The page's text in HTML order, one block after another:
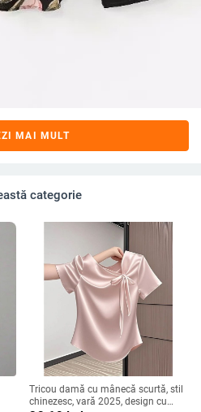
MAI MULT
categorie
Tricou damă cu mânecă scurtă, stil
chinezesc, vară 2025, design cu